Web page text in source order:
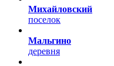
Михайловский
поселок
Мальгино
деревня